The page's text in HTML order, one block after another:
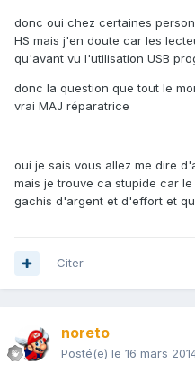
donc oui chez certaines
HS mais j'en doute car les
qu'avant vu l'utilisation USB
donc la question que tout le
vrai MAJ réparatrice
oui je sais vous allez me dire
mais je trouve ca stupide car
gachis d'argent et d'effort et
Citer
noreto
Posté(e) le 16 mars